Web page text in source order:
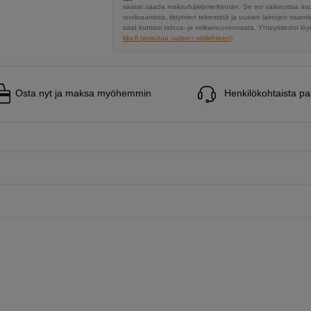
saatat saada maksuhäiriömerkinnän. Se voi vaikeuttaa
vuokraamista, liittymien tekemistä ja uusien lainojen
saat kuntasi talous- ja velkaneuvonnasta. Yhteystiedot
kkv.fi (avautuu uuteen välilehteen)
Osta nyt ja maksa myöhemmin Henkilökohtaista